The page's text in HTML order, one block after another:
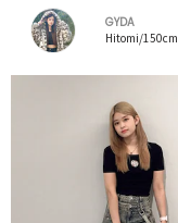
GYDA
Hitomi/150cm